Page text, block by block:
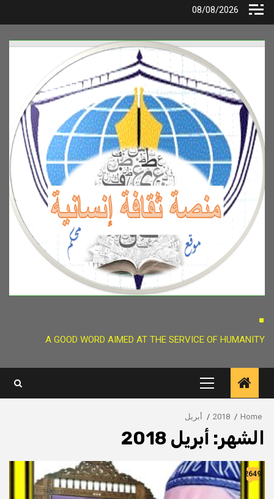
Skip
08/08/2026
.
A GOOD WORD AIMED AT THE SERVICE OF HUMANITY
Primary
Menu
Home
2018 أبريل
الشهر: أبريل 2018
2649